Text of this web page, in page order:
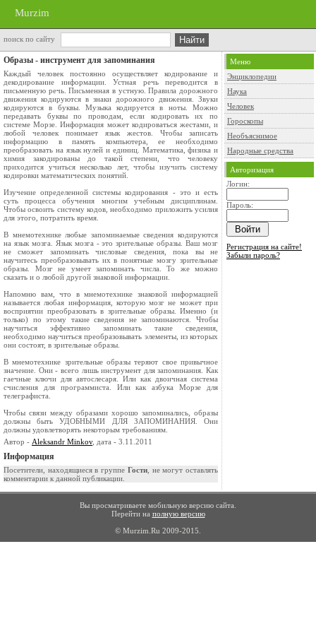
Murzim
поиск по сайту
Образы - инструмент для запоминания
Каждый человек постоянно осуществляет кодирование и
декодирование информации. Устная речь переводится в
письменную речь. Письменная в устную. Правила дорожного
движения кодируются в знаки дорожного движения. Звуки
кодируются в буквы. Музыка кодируется в ноты. Можно
передавать буквы по проводам, если кодировать их по
системе Морзе. Информация может кодироваться жестами, и
любой человек понимает язык жестов. Чтобы записать
информацию в память компьютера, ее необходимо
преобразовать на язык нулей и единиц. Математика, физика и
химия закодированы до такой степени, что человеку
приходится учиться несколько лет, чтобы изучить систему
кодировки математических понятий.
Изучение определенной системы кодирования - это и есть
суть процесса обучения многим учебным дисциплинам.
Чтобы освоить систему кодов, необходимо приложить усилия
для этого, потратить время.
В мнемотехнике любые запоминаемые сведения кодируются
на язык мозга. Язык мозга - это зрительные образы. Ваш мозг
не сможет запоминать числовые сведения, пока вы не
научитесь преобразовывать их в понятные мозгу зрительные
образы. Мозг не умеет запоминать числа. То же можно
сказать и о любой другой знаковой информации.
Напомню вам, что в мнемотехнике знаковой информацией
называется любая информация, которую мозг не может при
восприятии преобразовать в зрительные образы. Именно (и
только) по этому такие сведения не запоминаются. Чтобы
научиться эффективно запоминать такие сведения,
необходимо научиться преобразовывать элементы, из которых
они состоят, в зрительные образы.
В мнемотехнике зрительные образы теряют свое привычное
значение. Они - всего лишь инструмент для запоминания. Как
гаечные ключи для автослесаря. Или как двоичная система
счисления для программиста. Или как азбука Морзе для
телеграфиста.
Чтобы связи между образами хорошо запоминались, образы
должны быть УДОБНЫМИ ДЛЯ ЗАПОМИНАНИЯ. Они
должны удовлетворять некоторым требованиям.
Автор - Aleksandr Minkov, дата - 3.11.2011
Информация
Посетители, находящиеся в группе Гости, не могут оставлять
комментарии к данной публикации.
Меню
Энциклопедии
Наука
Человек
Гороскопы
Необъяснимое
Народные средства
Авторизация
Логин:
Пароль:
Регистрация на сайте!
Забыли пароль?
Вы просматриваете мобильную версию сайта.
Перейти на полную версию
© Murzim.Ru 2009-2015.